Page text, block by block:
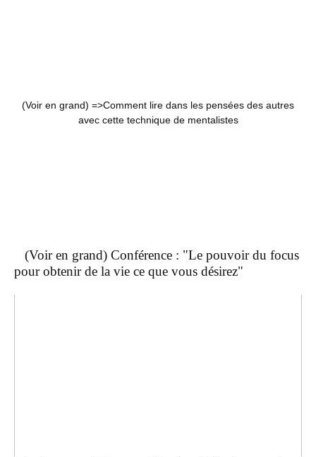
(Voir en grand) =>Comment lire dans les pensées des autres
avec cette technique de mentalistes
(Voir en grand) Conférence : "Le pouvoir du focus
pour obtenir de la vie ce que vous désirez"